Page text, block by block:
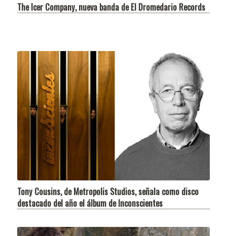
The Icer Company, nueva banda de El Dromedario Records
Tony Cousins, de Metropolis Studios, señala como disco
destacado del año el álbum de Inconscientes